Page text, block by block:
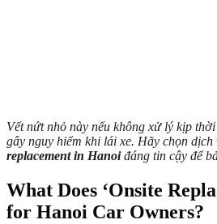
Vết nứt nhỏ này nếu không xử lý kịp
gây nguy hiểm khi lái xe. Hãy chọn dịch
replacement in Hanoiđáng tin cậy để
What Does ‘Onsite
for Hanoi Car Owners?